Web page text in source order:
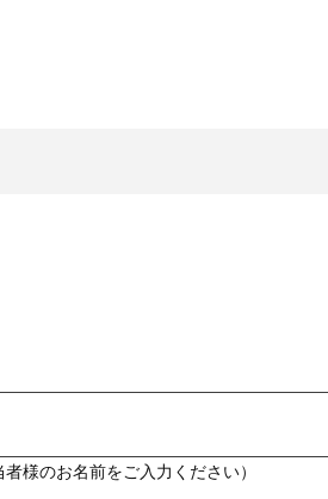
様のお名前をご入力ください）